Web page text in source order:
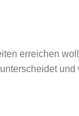
erreichen
und